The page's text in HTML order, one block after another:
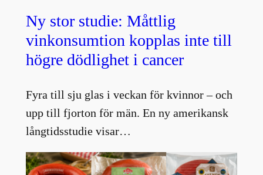
Ny stor studie: Måttlig
vinkonsumtion kopplas inte till
högre dödlighet i cancer
Fyra till sju glas i veckan för kvinnor – och
upp till fjorton för män. En ny amerikansk
långtidsstudie visar…